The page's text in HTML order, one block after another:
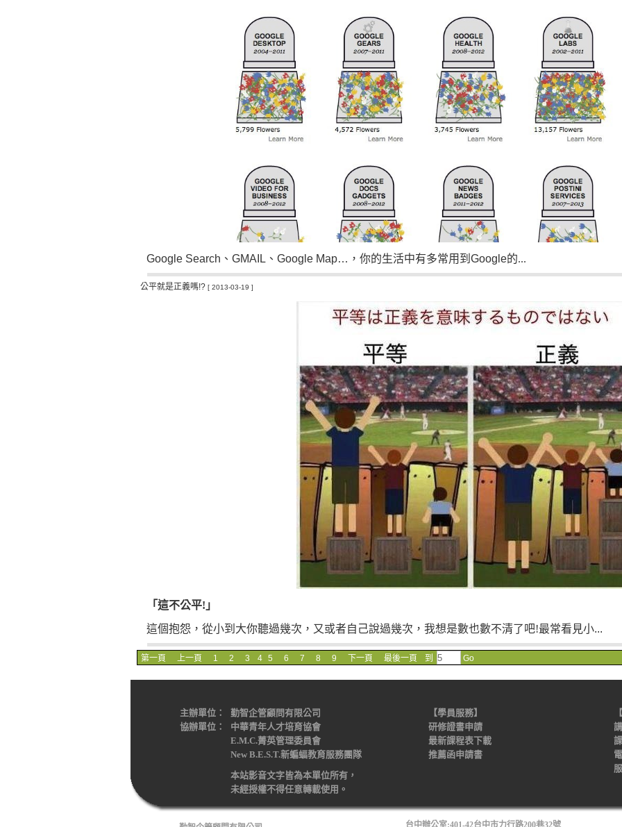
Google Search 、 GMAIL 、 Google Map… ，你的生活中有多常用到 Google的...
公平就是正義嗎!? [ 2013-03-19 ]
「這不公平! 」
這個抱怨，從小到大你聽過幾次，又或者自己說過幾次，我想是數也數不清了吧!最常看見小...
第一頁 上一頁 1 2 3 4 5 6 7 8 9 下一頁 最後一頁 到 Go
主辦單位：
協辦單位：
勤智企管顧問有限公司
中華青年人才培育協會
E.M.C.菁英管理委員會
New B.E.S.T.新蝙蝠教育服務團隊
本站影音文字皆為本單位所有，
未經授權不得任意轉載使用。
【學員服務】
研修證書申請
最新課程表下載
推薦函申請書
台中辦公室:401-42台中市力行路200巷32號